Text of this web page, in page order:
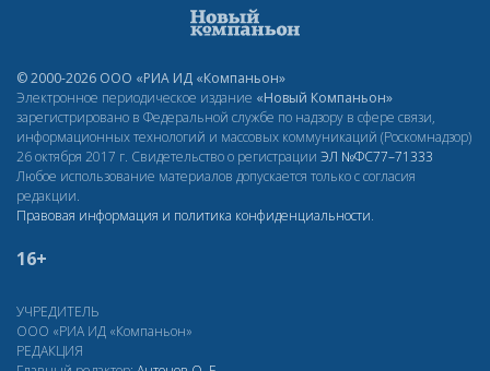
© 2000-2026 ООО «РИА ИД «Компаньон»
Электронное периодическое издание «Новый Компаньон»
зарегистрировано в Федеральной службе по надзору в сфере связи,
информационных технологий и массовых коммуникаций (Роскомнадзор)
26 октября 2017 г. Свидетельство о регистрации ЭЛ №ФС77–71333
Любое использование материалов допускается только с согласия
редакции.
Правовая информация и политика конфиденциальности.
16+
УЧРЕДИТЕЛЬ
ООО «РИА ИД «Компаньон»
РЕДАКЦИЯ